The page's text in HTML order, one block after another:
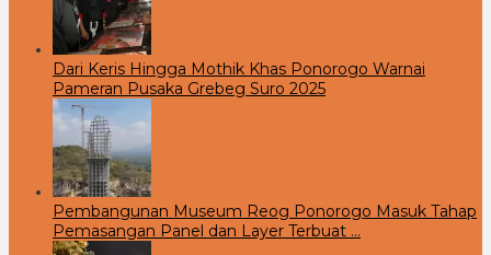
Dari Keris Hingga Mothik Khas Ponorogo Warnai
Pameran Pusaka Grebeg Suro 2025
Pembangunan Museum Reog Ponorogo Masuk Tahap
Pemasangan Panel dan Layer Terbuat …